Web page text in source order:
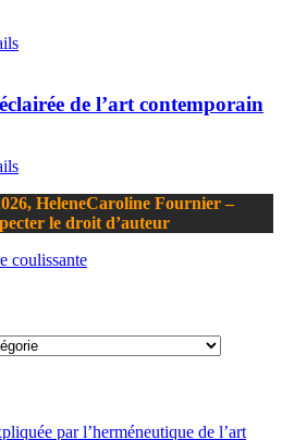
de l’art contemporain
HeleneCaroline Fournier –
le droit d’auteur
coulissante
par l’herméneutique de l’art